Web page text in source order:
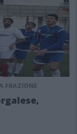
FRAZIONE